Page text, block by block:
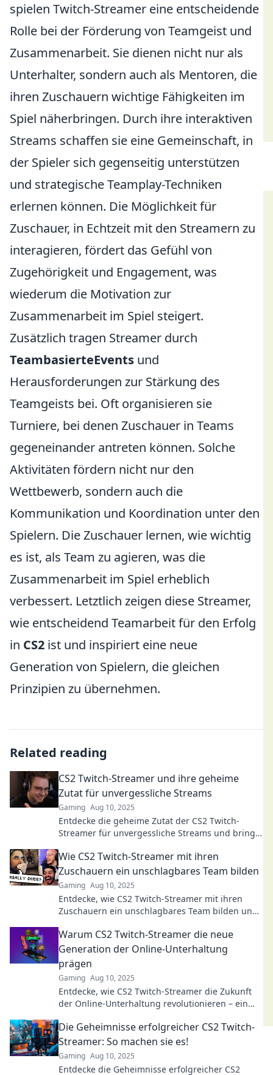
spielen Twitch-Streamer eine entscheidende
Rolle bei der Förderung von Teamgeist und
Zusammenarbeit. Sie dienen nicht nur als
Unterhalter, sondern auch als Mentoren, die
ihren Zuschauern wichtige Fähigkeiten im
Spiel näherbringen. Durch ihre interaktiven
Streams schaffen sie eine Gemeinschaft, in
der Spieler sich gegenseitig unterstützen
und strategische Teamplay-Techniken
erlernen können. Die Möglichkeit für
Zuschauer, in Echtzeit mit den Streamern zu
interagieren, fördert das Gefühl von
Zugehörigkeit und Engagement, was
wiederum die Motivation zur
Zusammenarbeit im Spiel steigert.
Zusätzlich tragen Streamer durch
TeambasierteEvents und
Herausforderungen zur Stärkung des
Teamgeists bei. Oft organisieren sie
Turniere, bei denen Zuschauer in Teams
gegeneinander antreten können. Solche
Aktivitäten fördern nicht nur den
Wettbewerb, sondern auch die
Kommunikation und Koordination unter den
Spielern. Die Zuschauer lernen, wie wichtig
es ist, als Team zu agieren, was die
Zusammenarbeit im Spiel erheblich
verbessert. Letztlich zeigen diese Streamer,
wie entscheidend Teamarbeit für den Erfolg
in CS2 ist und inspiriert eine neue
Generation von Spielern, die gleichen
Prinzipien zu übernehmen.
Related reading
CS2 Twitch-Streamer und ihre geheime
Zutat für unvergessliche Streams
Gaming Aug 10, 2025
Entdecke die geheime Zutat der CS2 Twitch-
Streamer für unvergessliche Streams und bring
Wie CS2 Twitch-Streamer mit ihren
Zuschauern ein unschlagbares Team bilden
Gaming Aug 10, 2025
Entdecke, wie CS2 Twitch-Streamer mit ihren
Zuschauern ein unschlagbares Team bilden und
Warum CS2 Twitch-Streamer die neue
Generation der Online-Unterhaltung
prägen
Gaming Aug 10, 2025
Entdecke, wie CS2 Twitch-Streamer die Zukunft
der Online-Unterhaltung revolutionieren – ein
Die Geheimnisse erfolgreicher CS2 Twitch-
Streamer: So machen sie es!
Gaming Aug 10, 2025
Entdecke die Geheimnisse erfolgreicher CS2